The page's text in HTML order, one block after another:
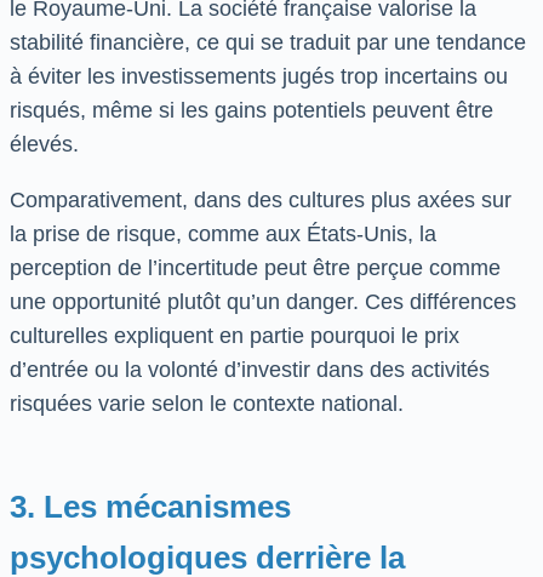
le Royaume-Uni. La société française valorise la
stabilité financière, ce qui se traduit par une tendance
à éviter les investissements jugés trop incertains ou
risqués, même si les gains potentiels peuvent être
élevés.
Comparativement, dans des cultures plus axées sur
la prise de risque, comme aux États-Unis, la
perception de l’incertitude peut être perçue comme
une opportunité plutôt qu’un danger. Ces différences
culturelles expliquent en partie pourquoi le prix
d’entrée ou la volonté d’investir dans des activités
risquées varie selon le contexte national.
3. Les mécanismes
psychologiques derrière la